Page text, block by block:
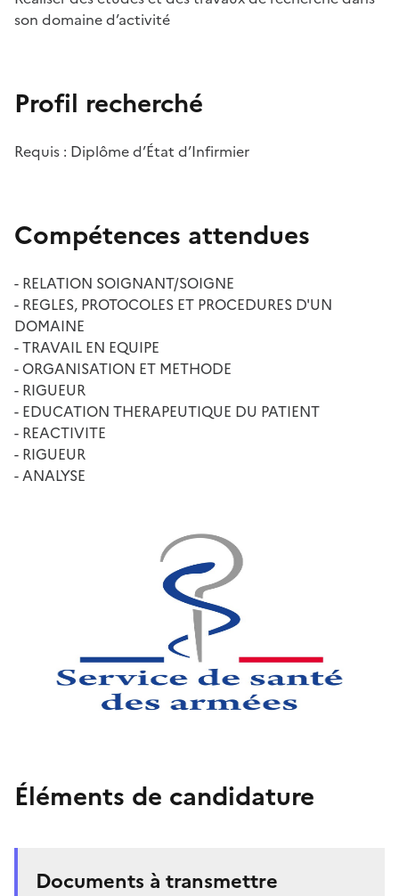
son domaine d’activité
Profil recherché
Requis : Diplôme d’État d’Infirmier
Compétences attendues
- RELATION SOIGNANT/SOIGNE
- REGLES, PROTOCOLES ET PROCEDURES D'UN
DOMAINE
- TRAVAIL EN EQUIPE
- ORGANISATION ET METHODE
- RIGUEUR
- EDUCATION THERAPEUTIQUE DU PATIENT
- REACTIVITE
- RIGUEUR
- ANALYSE
Éléments de candidature
Documents à transmettre